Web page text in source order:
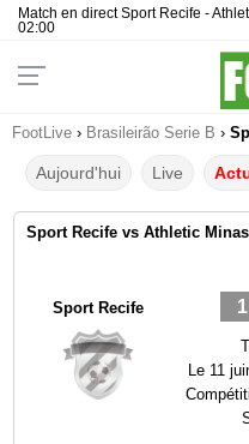
Match en direct Sport Recife -
02:00
FootLive › Brasileirão Serie B ›
Aujourd'hui Live
Sport Recife vs Athletic Minas
Sport Recife 1
Le 11